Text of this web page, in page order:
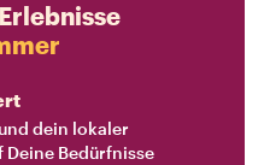
dein lokaler
Deine Bedürfnisse